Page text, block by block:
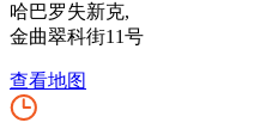
哈巴罗失新克,
金曲翠科街11号
查看地图